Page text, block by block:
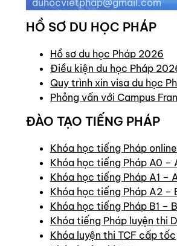
duhocvietphap@gmail.com
HỒ SƠ DU HỌC PHÁP
Hồ sơ du học Pháp 2026
Điều kiện du học Pháp
Quy trình xin visa du học
Phỏng vấn với Campus
ĐÀO TẠO TIẾNG PHÁP
Khóa học tiếng Pháp online
Khóa học tiếng Pháp A0 –
Khóa học tiếng Pháp A1 –
Khóa học tiếng Pháp A2 –
Khóa học tiếng Pháp B1 –
Khóa tiếng Pháp luyện thi
Khóa luyện thi TCF cấp tốc